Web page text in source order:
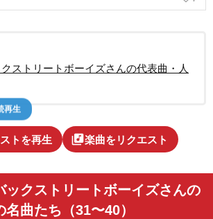
ストリートボーイズさんの代表曲・人
トを再生
再生
library_music楽曲をリクエスト
ックストリートボーイズさんの
曲たち（31〜40）